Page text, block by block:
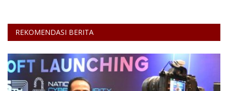
REKOMENDASI BERITA